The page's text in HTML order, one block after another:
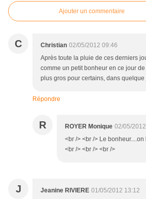
Ajouter un commentaire
C Christian 02/05/2012 09:46
Après toute la pluie de ces derniers
comme un petit bonheur en ce jour
plus gros pour certains, dans quelque
Répondre
R ROYER Monique 02/05/
<br /> <br /> Le
<br /> <br /> <br />
J Jeanine RIVIERE 01/05/2012 13:12